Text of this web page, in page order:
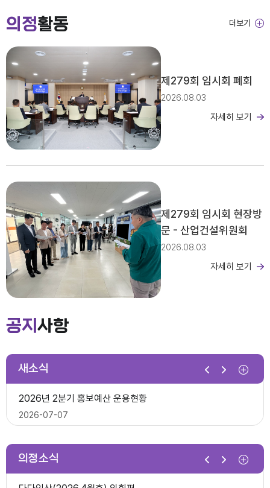
2026년 2분기 홍보예산 운용현황
제279회 익산시의회(임시회) 의사일정(안)
제279회 익산시의회 임시회 집회공고
제278회 익산시의회 임시회 의사일정(안)
의정활동
제279회 임시회 폐회
2026.08.03
자세히 보기
제279회 임시회 현장방
문 - 산업건설위원회
2026.08.03
자세히 보기
더보기
공지 사항
새소식
2026-03-26
2026년 2분기 홍보예산 운용현황
2026-07-07
의정소식
다다익산(2025.12월호) 의회편
2025-12-03